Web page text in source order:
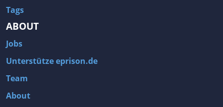
Tags
ABOUT
Jobs
Unterstütze eprison.de
Team
About